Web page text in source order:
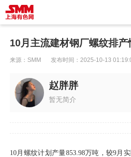
10月主流建材钢厂螺纹排产
来源： SMM 发布时间： 2025-10-13
赵胖胖
暂无简介
10月螺纹计划产量853.98万吨，较9月